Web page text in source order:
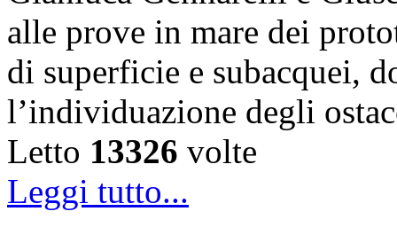
alle prove in mare dei
di superficie e subacquei,
l’individuazione degli
Letto 13326 volte
Leggi tutto...